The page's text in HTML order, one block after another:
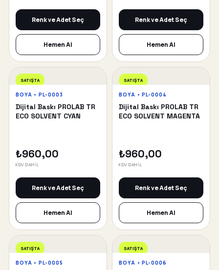
Renk ve Adet Seç
Hemen Al
Renk ve Adet Seç
Hemen Al
SATIŞTA
BOYA • PL-0003
Dijital Baskı PROLAB TR
ECO SOLVENT CYAN
₺960,00
KDV DAHİL
Renk ve Adet Seç
Hemen Al
SATIŞTA
BOYA • PL-0004
Dijital Baskı PROLAB TR
ECO SOLVENT MAGENTA
₺960,00
KDV DAHİL
Renk ve Adet Seç
Hemen Al
SATIŞTA
BOYA • PL-0005
SATIŞTA
BOYA • PL-0006